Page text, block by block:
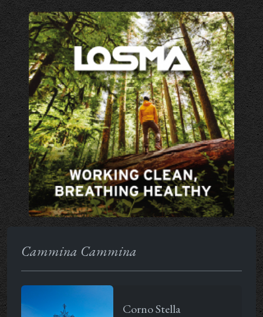
Cammina Cammina
Corno Stella